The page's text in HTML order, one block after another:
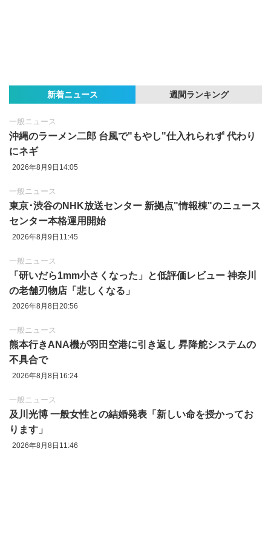
新着ニュース 週間ランキング
一般ニュース
沖縄のラーメン二郎 台風で"もやし"仕入れられず 代わり
にネギ
2026年8月9日14:05
一般ニュース
東京‪･‬渋谷のNHK放送センター 新拠点"情報棟"のニュース
センター本格運用開始
2026年8月9日11:45
一般ニュース
「研いだら1mm小さくなった」と低評価レビュー 神奈川
の老舗刃物店「悲しくなる」
2026年8月8日20:56
一般ニュース
熊本行きANA機が羽田空港に引き返し 昇降舵システムの
不具合で
2026年8月8日16:24
一般ニュース
及川光博 一般女性との結婚発表「新しい命を授かってお
ります」
2026年8月8日11:46